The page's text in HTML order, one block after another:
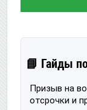
📘 Гайды
Призыв на
отсрочки и